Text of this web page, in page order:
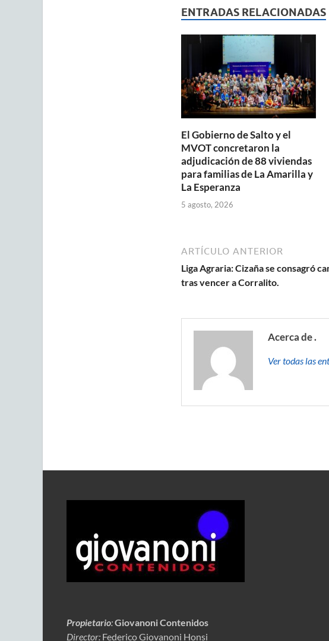
s
A
p
b
o
o
k
p
ENTRADAS RELACIONADAS
El Gobierno de Salto y el
MVOT concretaron la
adjudicación de 88 viviendas
para familias de La Amarilla y
La Esperanza
5 agosto, 2026
ARTÍCULO ANTERIOR
Liga Agraria: Cizaña se consagró
tras vencer a Corralito.
Acerca de .
Ver todas las
Propietario:Giovanoni Contenidos
Director: Federico Giovanoni Honsi